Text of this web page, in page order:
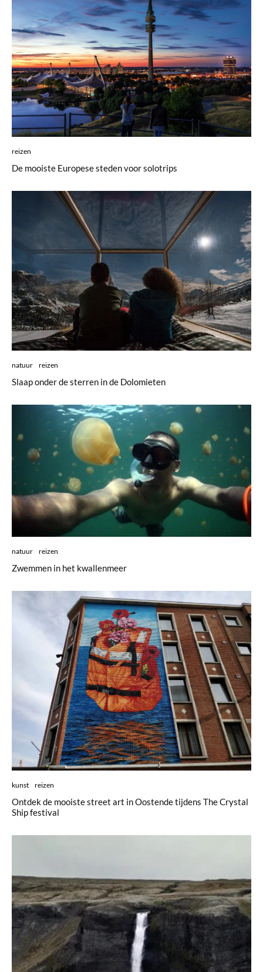
reizen
De mooiste Europese steden voor solotrips
natuur reizen
Slaap onder de sterren in de Dolomieten
natuur reizen
Zwemmen in het kwallenmeer
kunst reizen
Ontdek de mooiste street art in Oostende tijdens The Crystal
Ship festival